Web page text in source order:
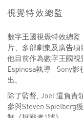
視覺特效總監
數字王國視覺特效總
片、多部劇集及廣告項
他目前作為數字王國
Espinosa執導 Sony影
出。
除了監督, Joel 還負責
參與Steven Spielberg